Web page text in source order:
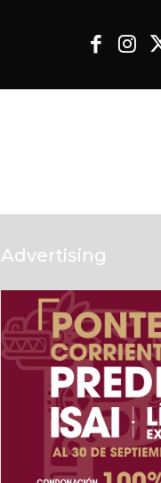
Advertising